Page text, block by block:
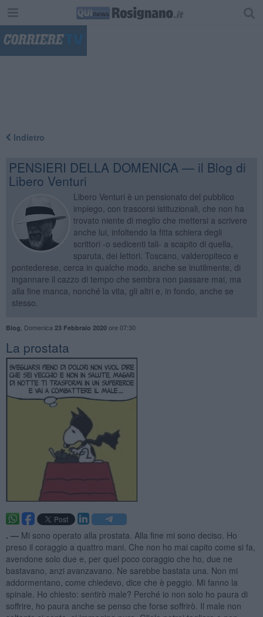
Indietro
PENSIERI DELLA DOMENICA — il Blog di
Libero Venturi
Libero Venturi è un pensionato del pubblico
impiego, con trascorsi istituzionali, che non ha
trovato niente di meglio che mettersi a scrivere
anche lui, infoltendo la fitta schiera degli
scrittori -o sedicenti tali- a scapito di quella,
sparuta, dei lettori. Toscano, valderopiteco e
pontederese, cerca in qualche modo, anche se inutilmente, di
ingannare il cazzo di tempo che sembra non passare mai, ma
alla fine manca, nonché la vita, gli altri e, in fondo, anche se
stesso.
Blog Domenica 23 Febbraio 2020ore 07:30
La prostata
. — Mi sono operato alla prostata. Alla fine mi sono deciso. Ho
preso il coraggio a quattro mani. Che non ho mai capito come si fa,
avendone solo due e, per quel poco coraggio che ho, due ne
bastavano, anzi avanzavano. Ne sarebbe bastata una. Non mi
addormentano, come chiedevo, dice che è peggio. Mi fanno la
spinale. Ho chiesto: sentirò male? Perché io non solo ho paura di
soffrire, ho paura anche se penso che forse soffrirò. Il male non